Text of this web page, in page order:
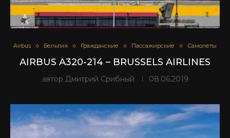
Airbus Бельгия Гражданские Пассажирские Самолеты
AIRBUS A320-214 – BRUSSELS AIRLINES
автор Дмитрий Срибный 08.06.2019